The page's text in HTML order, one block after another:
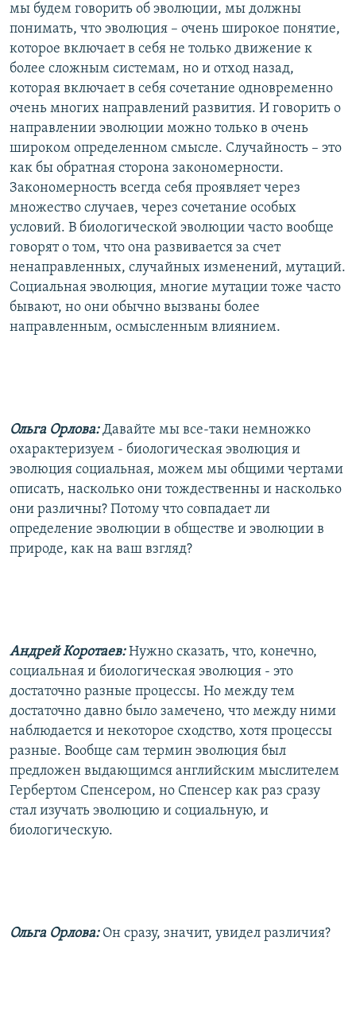
мы будем говорить об эволюции, мы должны
понимать, что эволюция – очень широкое понятие,
которое включает в себя не только движение к
более сложным системам, но и отход назад,
которая включает в себя сочетание одновременно
очень многих направлений развития. И говорить о
направлении эволюции можно только в очень
широком определенном смысле. Случайность – это
как бы обратная сторона закономерности.
Закономерность всегда себя проявляет через
множество случаев, через сочетание особых
условий. В биологической эволюции часто вообще
говорят о том, что она развивается за счет
ненаправленных, случайных изменений, мутаций.
Социальная эволюция, многие мутации тоже часто
бывают, но они обычно вызваны более
направленным, осмысленным влиянием.
Ольга Орлова:Давайте мы все-таки немножко
охарактеризуем - биологическая эволюция и
эволюция социальная, можем мы общими чертами
описать, насколько они тождественны и насколько
они различны? Потому что совпадает ли
определение эволюции в обществе и эволюции в
природе, как на ваш взгляд?
Андрей Коротаев:Нужно сказать, что, конечно,
социальная и биологическая эволюция - это
достаточно разные процессы. Но между тем
достаточно давно было замечено, что между ними
наблюдается и некоторое сходство, хотя процессы
разные. Вообще сам термин эволюция был
предложен выдающимся английским мыслителем
Гербертом Спенсером, но Спенсер как раз сразу
стал изучать эволюцию и социальную, и
биологическую.
Ольга Орлова: Он сразу, значит, увидел различия?